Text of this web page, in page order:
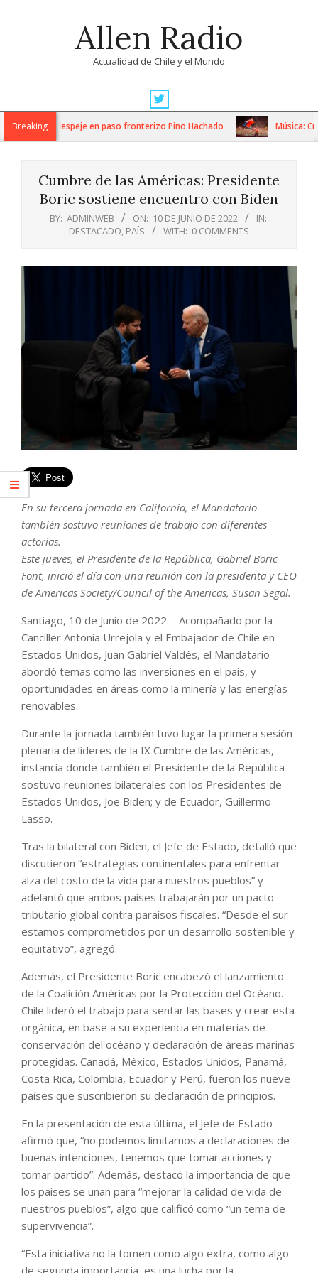
Allen Radio
Actualidad de Chile y el Mundo
Navigation
MenuBreakingde despeje en paso fronterizo Pino Hachado Música:
Cumbre de las Américas: Presidente
Boric sostiene encuentro con Biden
BY: ADMINWEB ON: 10 DE JUNIO DE 2022
IN:
DESTACADO, PAÍS WITH: 0 COMMENTS
En su tercera jornada en California, el Mandatario
también sostuvo reuniones de trabajo con diferentes
actorías.
Este jueves, el Presidente de la República, Gabriel Boric
Font, inició el día con una reunión con la presidenta y CEO
de Americas Society/Council of the Americas, Susan Segal.
Santiago, 10 de Junio de 2022.- Acompañado por la
Canciller Antonia Urrejola y el Embajador de Chile en
Estados Unidos, Juan Gabriel Valdés, el Mandatario
abordó temas como las inversiones en el país, y
oportunidades en áreas como la minería y las energías
renovables.
Durante la jornada también tuvo lugar la primera sesión
plenaria de líderes de la IX Cumbre de las Américas,
instancia donde también el Presidente de la República
sostuvo reuniones bilaterales con los Presidentes de
Estados Unidos, Joe Biden; y de Ecuador, Guillermo
Lasso.
Tras la bilateral con Biden, el Jefe de Estado, detalló que
discutieron “estrategias continentales para enfrentar
alza del costo de la vida para nuestros pueblos” y
adelantó que ambos países trabajarán por un pacto
tributario global contra paraísos fiscales. “Desde el sur
estamos comprometidos por un desarrollo sostenible y
equitativo”, agregó.
Además, el Presidente Boric encabezó el lanzamiento
de la Coalición Américas por la Protección del Océano.
Chile lideró el trabajo para sentar las bases y crear esta
orgánica, en base a su experiencia en materias de
conservación del océano y declaración de áreas marinas
protegidas. Canadá, México, Estados Unidos, Panamá,
Costa Rica, Colombia, Ecuador y Perú, fueron los nueve
países que suscribieron su declaración de principios.
En la presentación de esta última, el Jefe de Estado
afirmó que, “no podemos limitarnos a declaraciones de
buenas intenciones, tenemos que tomar acciones y
tomar partido”. Además, destacó la importancia de que
los países se unan para “mejorar la calidad de vida de
nuestros pueblos”, algo que calificó como “un tema de
supervivencia”.
“Esta iniciativa no la tomen como algo extra, como algo
de segunda importancia, es una lucha por la